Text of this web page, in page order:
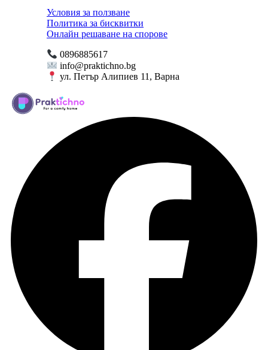
Условия за ползване
Политика за бисквитки
Онлайн решаване на спорове
0896885617
info@praktichno.bg
ул. Петър Алипиев 11, Варна